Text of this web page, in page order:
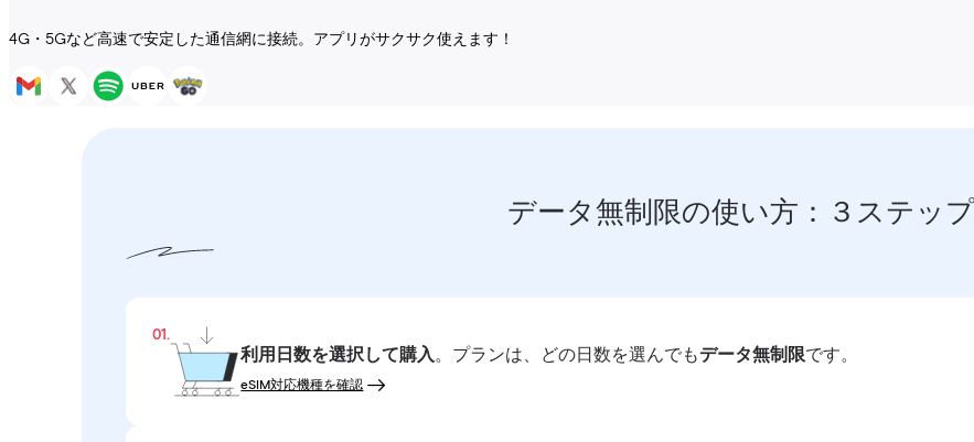
4G・5Gなど高速で安定した通信網に接続。アプリがサクサク使えます！
データ無制限の使い方：３ステップ
01.
利用日数を選択して購入 。プランは、どの日数を選んでもデータ無制限です。
eSIM対応機種を確認